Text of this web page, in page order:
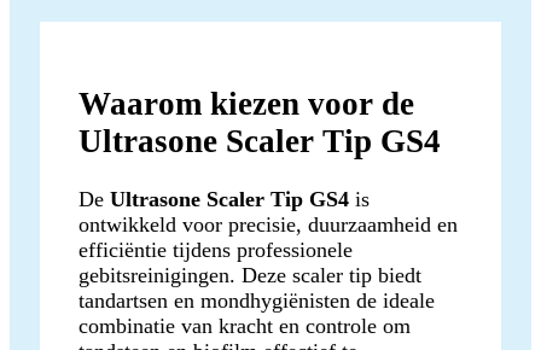
Waarom kiezen voor de
Ultrasone Scaler Tip GS4
De Ultrasone Scaler Tip GS4 is
ontwikkeld voor precisie, duurzaamheid en
efficiëntie tijdens professionele
gebitsreinigingen. Deze scaler tip biedt
tandartsen en mondhygiënisten de ideale
combinatie van kracht en controle om